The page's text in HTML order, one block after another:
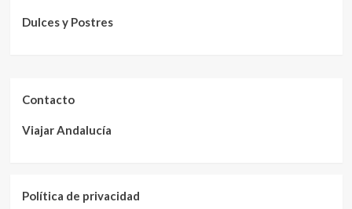
Dulces y Postres
Contacto
Viajar Andalucía
Política de privacidad